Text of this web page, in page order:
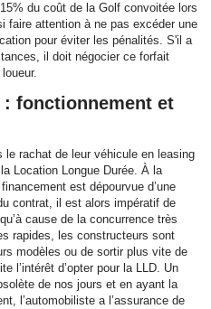
du coût de la Golf convoitée lors
faire attention à ne pas excéder une
pour éviter les pénalités. S'il a
il doit négocier ce forfait
: fonctionnement et
le rachat de leur véhicule en leasing
Location Longue Durée. À la
est dépourvue d’une
contrat, il est alors impératif de
cause de la concurrence très
rapides, les constructeurs sont
modèles ou de sortir plus vite de
l’intérêt d’opter pour la LLD. Un
de nos jours et en ayant la
l’automobiliste a l’assurance de